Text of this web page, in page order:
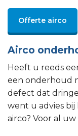
Offerte airco
Airco
Heeft u reeds
een onderhoud
defect dat
went u advies
airco? Voor al uw